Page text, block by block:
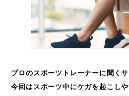
プロのスポーツトレーナーに聞く
今回はスポーツ中にケガを起こしや